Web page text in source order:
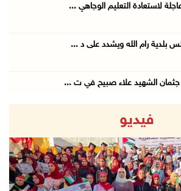
لاستعادة التعليم الوجاهي ...
بلدية رام الله ويشدد على د ...
جثمان الشهيد علاء صبيح في ت ...
الدهم والاعتقال في قلنديا ...
البحرين يشددان على ضرورة ت ...
فيديو